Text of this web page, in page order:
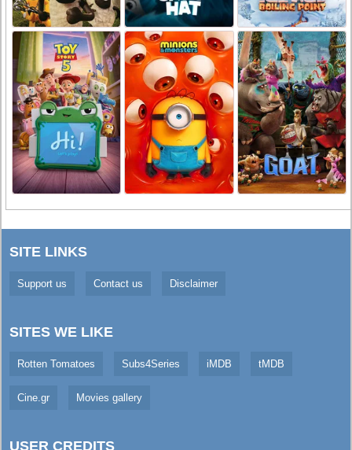
SITE LINKS
Support us Contact us Disclaimer
SITES WE LIKE
Rotten Tomatoes Subs4Series iMDB tMDB
Cine.gr Movies gallery
USER CREDITS